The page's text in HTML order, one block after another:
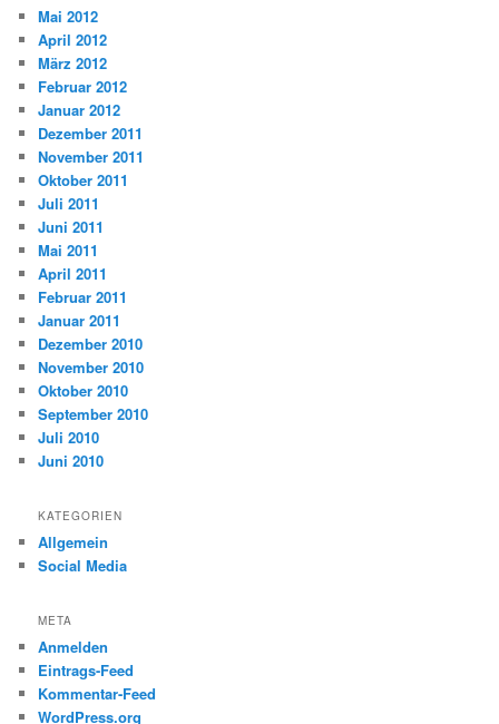
Mai 2012
April 2012
März 2012
Februar 2012
Januar 2012
Dezember 2011
November 2011
Oktober 2011
Juli 2011
Juni 2011
Mai 2011
April 2011
Februar 2011
Januar 2011
Dezember 2010
November 2010
Oktober 2010
September 2010
Juli 2010
Juni 2010
KATEGORIEN
Allgemein
Social Media
META
Anmelden
Eintrags-Feed
Kommentar-Feed
WordPress.org